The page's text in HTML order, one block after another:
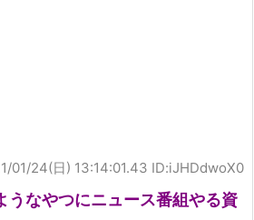
01/24(日) 13:14:01.43 ID:iJHDdwoX0
うなやつにニュース番組やる資